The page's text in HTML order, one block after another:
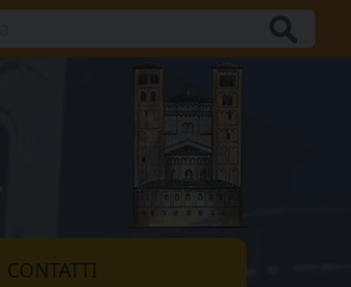
CONTATTI